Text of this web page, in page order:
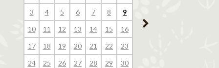
3 4 5 6 7 8 9
10 11 12 13 14 15 16
17 18 19 20 21 22 23
24 25 26 27 28 29 30
14